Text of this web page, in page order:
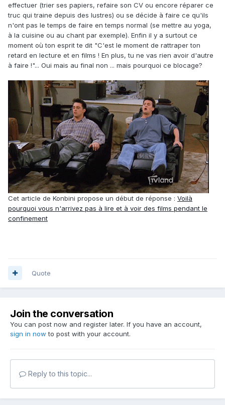
effectuer (trier ses papiers, refaire son CV ou encore réparer ce
truc qui traine depuis des lustres) ou se décide à faire ce qu'ils
n'ont pas le temps de faire en temps normal (se mettre au yoga,
à la cuisine ou au chant par exemple). Enfin il y a surtout ce
moment où ton esprit te dit "C'est le moment de rattraper ton
retard en lecture et en films ! En plus, tu ne vas rien avoir d'autre
à faire !"... Oui mais au final non ... mais pourquoi ce blocage?
Cet article de Konbini propose un début de réponse : Voilà
pourquoi vous n'arrivez pas à lire et à voir des films pendant le
confinement
Quote
Join the conversation
You can post now and register later. If you have an account,
sign in now to post with your account.
Reply to this topic...